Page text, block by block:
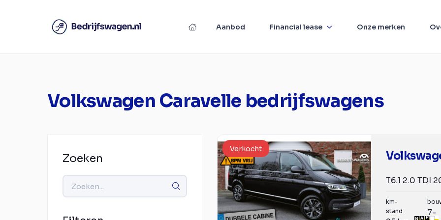
Aanbod Financial lease Onze merken
Volkswagen Caravelle bedrijfswagens
Zoeken
Verkocht
km-
stand
7-